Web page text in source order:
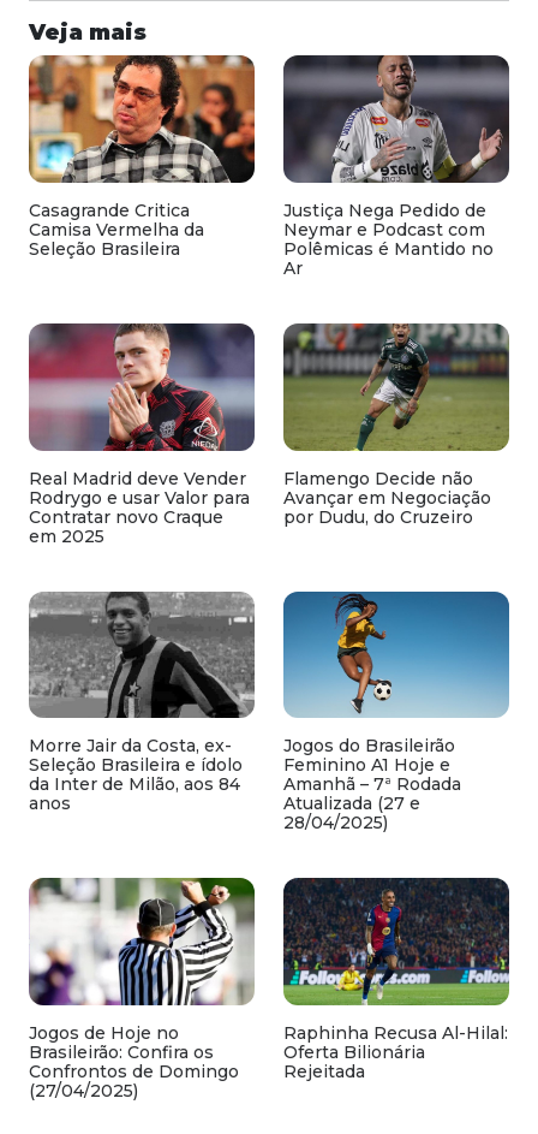
Veja mais
Casagrande Critica
Camisa Vermelha da
Seleção Brasileira
Justiça Nega Pedido de
Neymar e Podcast com
Polêmicas é Mantido no
Ar
Real Madrid deve Vender
Rodrygo e usar Valor para
Contratar novo Craque
em 2025
Flamengo Decide não
Avançar em Negociação
por Dudu, do Cruzeiro
Morre Jair da Costa, ex-
Seleção Brasileira e ídolo
da Inter de Milão, aos 84
anos
Jogos do Brasileirão
Feminino A1 Hoje e
Amanhã – 7ª Rodada
Atualizada (27 e
28/04/2025)
Jogos de Hoje no
Brasileirão: Confira os
Confrontos de Domingo
(27/04/2025)
Raphinha Recusa Al-Hilal:
Oferta Bilionária
Rejeitada